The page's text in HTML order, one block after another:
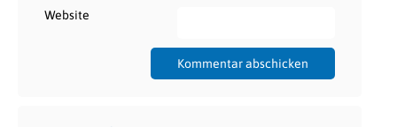
Website